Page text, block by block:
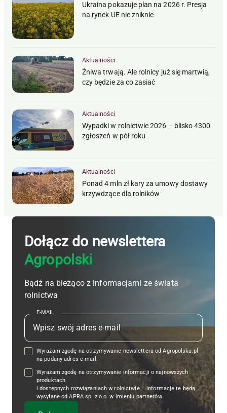
Ukraina pokazuje plan na 2026 r. Presja
na rynek UE nie zniknie
Aktualności
Żniwa trwają. Ale rolnicy już się martwią,
czy będzie za co zasiać
Aktualności
Wypadki w rolnictwie 2026 – blisko 4300
zgłoszeń w pół roku
Aktualności
Ponad 4 mln zł kary za umowy dostawy
krzywdzące dla rolników
Dołącz do newslettera
Agropolski
Bądź na bieżąco z informacjami ze świata
rolnictwa
E-MAIL
Wyrażam zgodę na otrzymywanie newslettera od Agropolska.pl
na podany adres e-mail.
Wyrażam zgodę na otrzymywanie informacji o najnowszych
produktach
i dostępnych rozwiązaniach w rolnictwie – informacje te będą
wysyłane od APRA sp. z o.o. w imieniu partnerów.